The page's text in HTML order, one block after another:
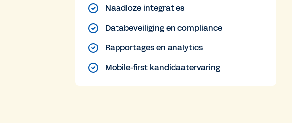
Naadloze integraties
Databeveiliging en compliance
Rapportages en analytics
Mobile-first kandidaatervaring